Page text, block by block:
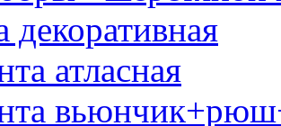
декоративная
атласная